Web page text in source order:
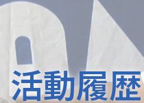
活動履歴